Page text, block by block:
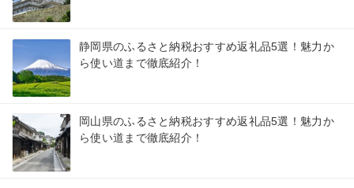
静岡県のふるさと納税おすすめ返礼品5選！魅力か
ら使い道まで徹底紹介！
岡山県のふるさと納税おすすめ返礼品5選！魅力か
ら使い道まで徹底紹介！